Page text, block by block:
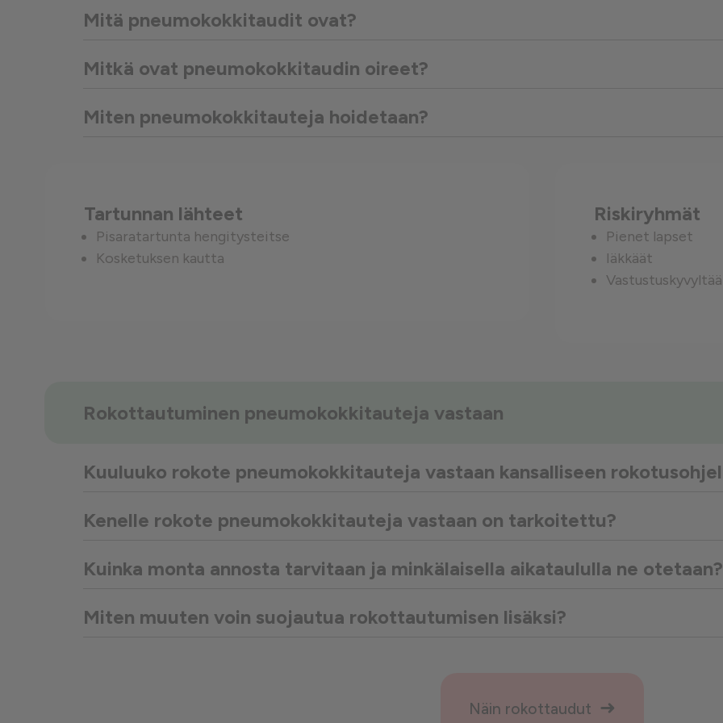
Mitä pneumokokkitaudit ovat?
Mitkä ovat pneumokokkitaudin oireet?
Miten pneumokokkitauteja hoidetaan?
Tartunnan lähteet
Pisaratartunta hengitysteitse
Kosketuksen kautta
Riskiryhmät
Pienet lapset
Iäkkäät
Rokottautuminen pneumokokkitauteja vastaan
Kuuluuko rokote pneumokokkitauteja vastaan kansalliseen
Kenelle rokote pneumokokkitauteja vastaan on tarkoitettu?
Kuinka monta annosta tarvitaan ja minkälaisella aikataululla ne otetaan?
Miten muuten voin suojautua rokottautumisen lisäksi?
Näin rokottaudut
Suorituskykyä mittaavat evästeet